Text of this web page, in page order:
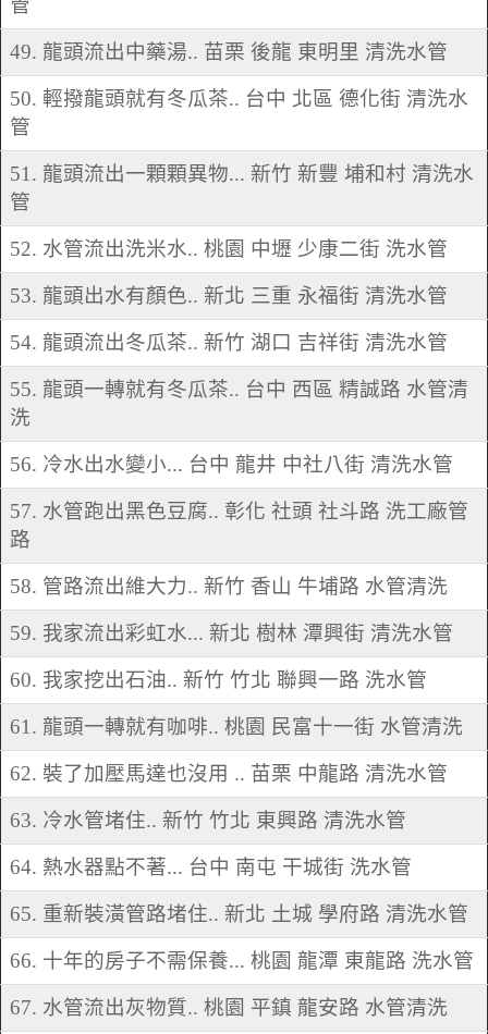
管
49. 龍頭流出中藥湯.. 苗栗 後龍 東明里 清洗水管
50. 輕撥龍頭就有冬瓜茶.. 台中 北區 德化街 清洗水
管
51. 龍頭流出一顆顆異物... 新竹 新豐 埔和村 清洗水
管
52. 水管流出洗米水.. 桃園 中壢 少康二街 洗水管
53. 龍頭出水有顏色.. 新北 三重 永福街 清洗水管
54. 龍頭流出冬瓜茶.. 新竹 湖口 吉祥街 清洗水管
55. 龍頭一轉就有冬瓜茶.. 台中 西區 精誠路 水管清
洗
56. 冷水出水變小... 台中 龍井 中社八街 清洗水管
57. 水管跑出黑色豆腐.. 彰化 社頭 社斗路 洗工廠管
路
58. 管路流出維大力.. 新竹 香山 牛埔路 水管清洗
59. 我家流出彩虹水... 新北 樹林 潭興街 清洗水管
60. 我家挖出石油.. 新竹 竹北 聯興一路 洗水管
61. 龍頭一轉就有咖啡.. 桃園 民富十一街 水管清洗
62. 裝了加壓馬達也沒用 .. 苗栗 中龍路 清洗水管
63. 冷水管堵住.. 新竹 竹北 東興路 清洗水管
64. 熱水器點不著... 台中 南屯 干城街 洗水管
65. 重新裝潢管路堵住.. 新北 土城 學府路 清洗水管
66. 十年的房子不需保養... 桃園 龍潭 東龍路 洗水管
67. 水管流出灰物質.. 桃園 平鎮 龍安路 水管清洗